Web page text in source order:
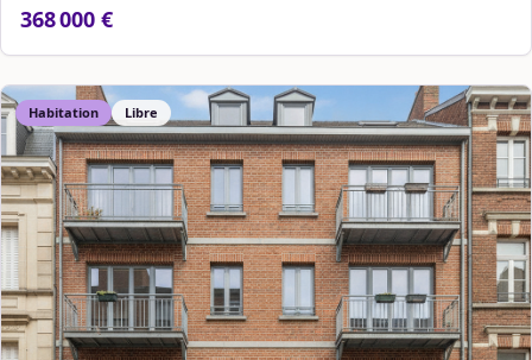
368 000 €
Habitation Libre